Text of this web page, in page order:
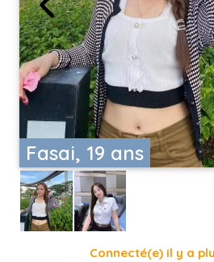
Fasai, 19 ans
Connecté(e) il y a